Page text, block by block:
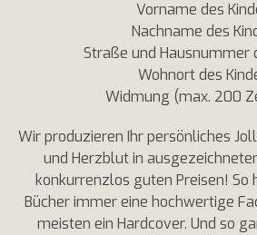
Vorname des
Nachname des
Straße und Hausnummer
Wohnort des
Widmung (max. 200
Wir produzieren Ihr persönliches
und Herzblut in
konkurrenzlos guten Preisen! So
Bücher immer eine hochwertige
meisten ein Hardcover. Und so